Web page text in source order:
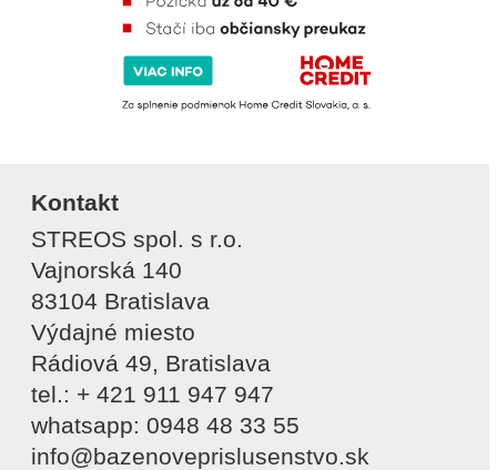
Kontakt
STREOS spol. s r.o.
Vajnorská 140
83104 Bratislava
Výdajné miesto
Rádiová 49, Bratislava
tel.: + 421 911 947 947
whatsapp: 0948 48 33 55
info@bazenoveprislusenstvo.sk